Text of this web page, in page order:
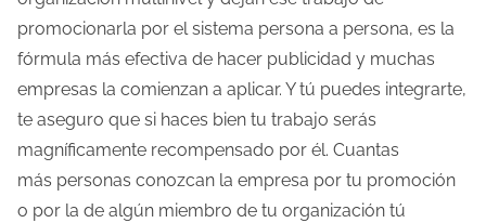
r
d
promocionarla por el sistema persona a persona, es la
fórmula más efectiva de hacer publicidad y muchas
empresas la comienzan a aplicar. Y tú puedes integrarte,
te aseguro que si haces bien tu trabajo serás
magníficamente recompensado por él. Cuantas
más personas conozcan la empresa por tu promoción
o por la de algún miembro de tu organización tú